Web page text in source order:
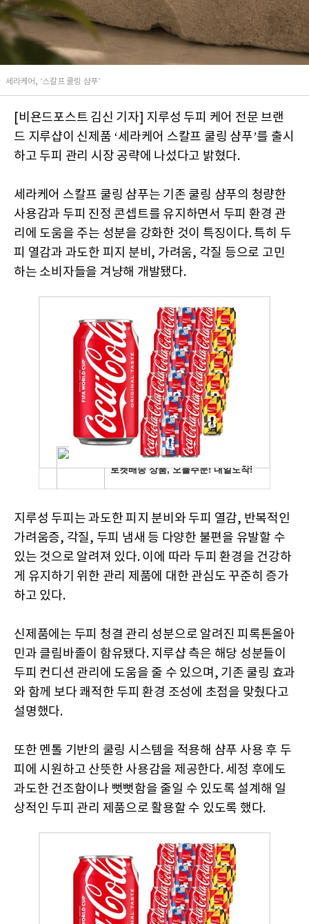
세라케어, ‘스칼프 쿨링 샴푸’
[비욘드포스트 김신 기자] 지루성 두피 케어 전문 브랜
드 지루샵이 신제품 ‘세라케어 스칼프 쿨링 샴푸’를 출시
하고 두피 관리 시장 공략에 나섰다고 밝혔다.
세라케어 스칼프 쿨링 샴푸는 기존 쿨링 샴푸의 청량한
사용감과 두피 진정 콘셉트를 유지하면서 두피 환경 관
리에 도움을 주는 성분을 강화한 것이 특징이다. 특히 두
피 열감과 과도한 피지 분비, 가려움, 각질 등으로 고민
하는 소비자들을 겨냥해 개발됐다.
지루성 두피는 과도한 피지 분비와 두피 열감, 반복적인
가려움증, 각질, 두피 냄새 등 다양한 불편을 유발할 수
있는 것으로 알려져 있다. 이에 따라 두피 환경을 건강하
게 유지하기 위한 관리 제품에 대한 관심도 꾸준히 증가
하고 있다.
신제품에는 두피 청결 관리 성분으로 알려진 피록톤올아
민과 클림바졸이 함유됐다. 지루샵 측은 해당 성분들이
두피 컨디션 관리에 도움을 줄 수 있으며, 기존 쿨링 효과
와 함께 보다 쾌적한 두피 환경 조성에 초점을 맞췄다고
설명했다.
또한 멘톨 기반의 쿨링 시스템을 적용해 샴푸 사용 후 두
피에 시원하고 산뜻한 사용감을 제공한다. 세정 후에도
과도한 건조함이나 뻣뻣함을 줄일 수 있도록 설계해 일
상적인 두피 관리 제품으로 활용할 수 있도록 했다.